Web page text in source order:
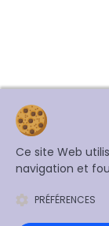
Ce site Web
navigation et
PRÉFÉRENCES